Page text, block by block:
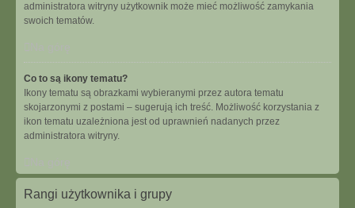
administratora witryny użytkownik może mieć możliwość zamykania
swoich tematów.
Co to są ikony tematu?
Ikony tematu są obrazkami wybieranymi przez autora tematu
skojarzonymi z postami – sugerują ich treść. Możliwość korzystania z
ikon tematu uzależniona jest od uprawnień nadanych przez
administratora witryny.
Rangi użytkownika i grupy